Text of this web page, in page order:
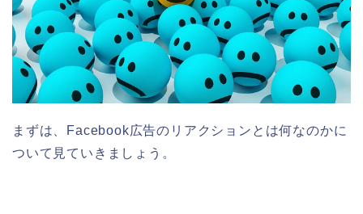
まずは、Facebook広告のリアクションとは何なのかに
ついて見ていきましょう。